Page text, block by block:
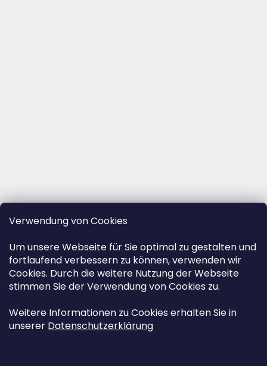
Verwendung von Cookies
Um unsere Webseite für Sie optimal zu gestalten und
fortlaufend verbessern zu können, verwenden wir
Cookies. Durch die weitere Nutzung der Webseite
stimmen Sie der Verwendung von Cookies zu.
Weitere Informationen zu Cookies erhalten Sie in
unserer Datenschutzerklärung